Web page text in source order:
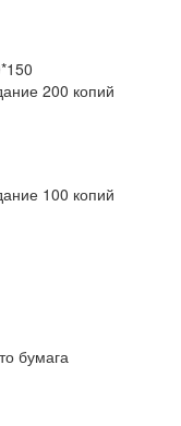
200 копий
100 копий
бумага